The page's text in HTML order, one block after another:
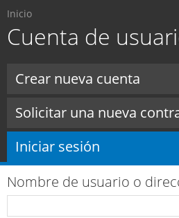
principal
Usted está aquí
Inicio
Cuenta de
Crear nueva cuenta
Solicitar una nueva
Iniciar sesión
Nombre de usuario o